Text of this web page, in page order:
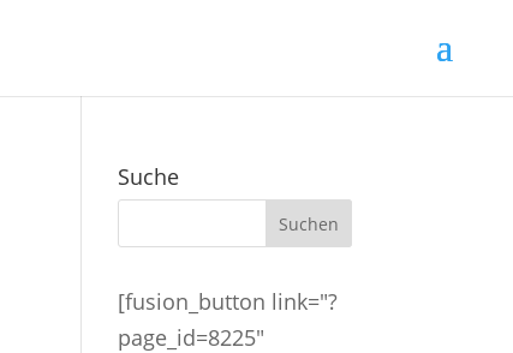
Suche
[fusion_button link="?
page_id=8225"